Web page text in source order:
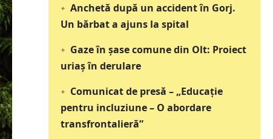
Anchetă după un accident în Gorj.
Un bărbat a ajuns la spital
Gaze în șase comune din Olt: Proiect
uriaș în derulare
Comunicat de presă – „Educație
pentru incluziune – O abordare
transfrontalieră”